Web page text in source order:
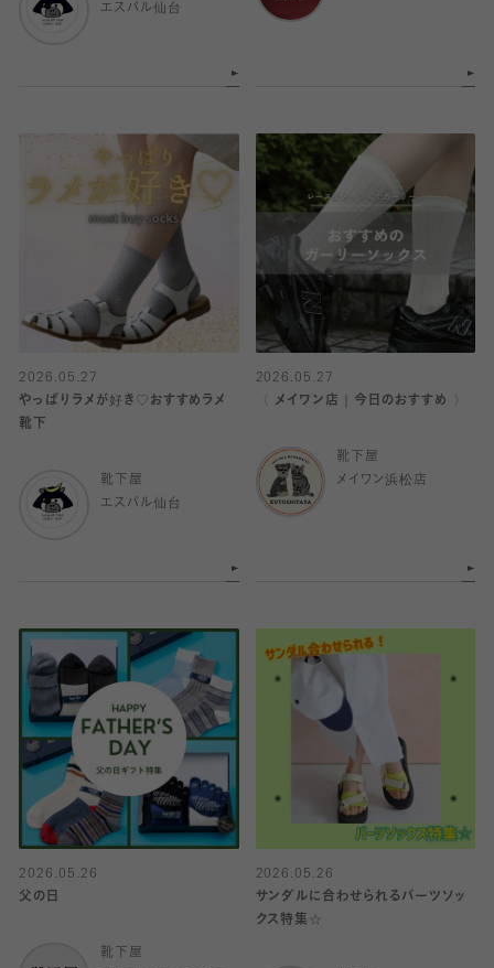
エスパル仙台
2026.05.27
やっぱりラメが好き♡おすすめラメ
靴下
靴下屋
エスパル仙台
2026.05.27
〈 メイワン店｜今日のおすすめ 〉
靴下屋
メイワン浜松店
2026.05.26
父の日
靴下屋
2026.05.26
サンダルに合わせられるパーツソッ
クス特集☆